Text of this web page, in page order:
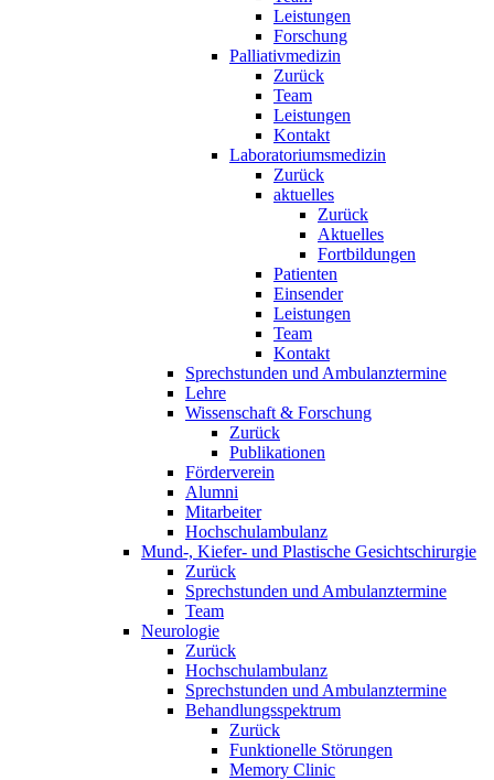
Leistungen
Forschung
Palliativmedizin
Zurück
Team
Leistungen
Kontakt
Laboratoriumsmedizin
Zurück
aktuelles
Zurück
Aktuelles
Fortbildungen
Patienten
Einsender
Leistungen
Team
Kontakt
Sprechstunden und Ambulanztermine
Lehre
Wissenschaft & Forschung
Zurück
Publikationen
Förderverein
Alumni
Mitarbeiter
Hochschulambulanz
Mund-, Kiefer- und Plastische Gesichtschirurgie
Zurück
Sprechstunden und Ambulanztermine
Team
Neurologie
Zurück
Hochschulambulanz
Sprechstunden und Ambulanztermine
Behandlungsspektrum
Zurück
Funktionelle Störungen
Memory Clinic